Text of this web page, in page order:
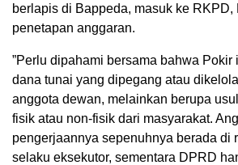
berlapis di Bappeda, masuk ke
penetapan anggaran.
​”Perlu dipahami bersama bahwa Pokir
dana tunai yang dipegang atau
anggota dewan, melainkan berupa
fisik atau non-fisik dari masyarakat.
pengerjaannya sepenuhnya berada di
selaku eksekutor, sementara DPRD